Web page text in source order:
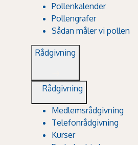
Pollenkalender
Pollengrafer
Sådan måler vi pollen
Rådgivning
Rådgivning
Medlemsrådgivning
Telefonrådgivning
Kurser